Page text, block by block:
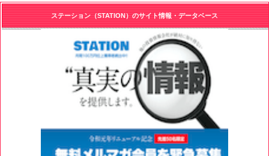
ステーション（STATION）のサイト情報・データベース